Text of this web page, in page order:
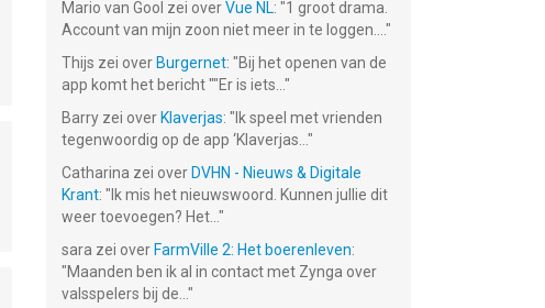
Mario van Gool zei overVue NL: "1 groot drama.
Account van mijn zoon niet meer in te loggen.... "
Thijs zei over Burgernet: "Bij het openen van de
app komt het bericht ""Er is iets... "
Barry zei over Klaverjas: " Ik speel met vrienden
tegenwoordig op de app ‘Klaverjas... "
Catharina zei over DVHN - Nieuws & Digitale
Krant: " Ik mis het nieuwswoord. Kunnen jullie dit
weer toevoegen? Het... "
sara zei over FarmVille 2: Het boerenleven:
"Maanden ben ik al in contact met Zynga over
valsspelers bij de... "